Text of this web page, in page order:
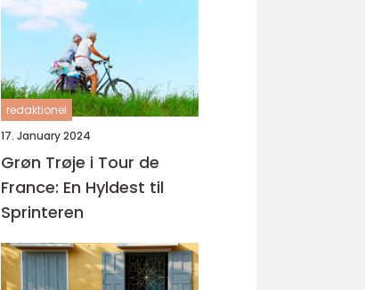
redaktionel
17. January 2024
Grøn Trøje i Tour de
France: En Hyldest til
Sprinteren